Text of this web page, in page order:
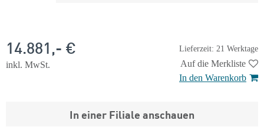
Lieferzeit: 21 Werktage
14.881,- €
inkl. MwSt.
Auf die Merkliste
In den Warenkorb
In einer Filiale anschauen